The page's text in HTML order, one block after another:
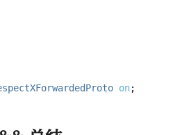
on;